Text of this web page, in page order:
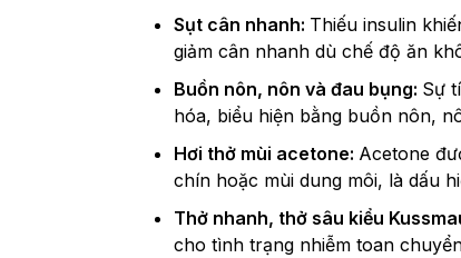
Sụt cân nhanh: Thiếu insulin
giảm cân nhanh dù chế độ ăn
Buồn nôn, nôn và đau bụng: Sự
hóa, biểu hiện bằng buồn nôn,
Hơi thở mùi acetone: Acetone
chín hoặc mùi dung môi, là dấu
Thở nhanh, thở sâu kiểu
cho tình trạng nhiễm toan